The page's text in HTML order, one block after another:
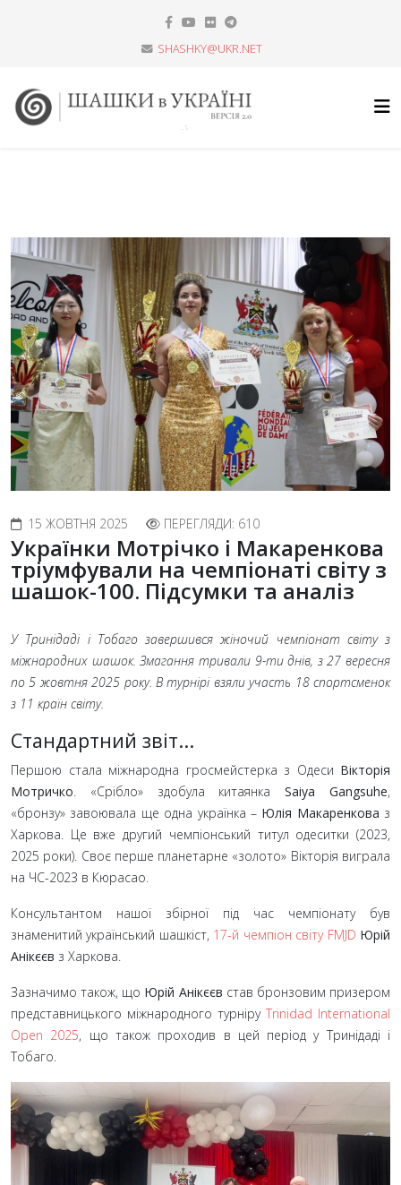
SHASHKY@UKR.NET
15 ЖОВТНЯ 2025 ПЕРЕГЛЯДИ: 610
Українки Мотрічко і Макаренкова
тріумфували на чемпіонаті світу з
шашок-100. Підсумки та аналіз
У Тринідаді і Тобаго завершився жіночий чемпіонат світу з
міжнародних шашок. Змагання тривали 9-ти днів, з 27 вересня
по 5 жовтня 2025 року. В турнірі взяли участь 18 спортсменок
з 11 країн світу.
Стандартний звіт...
Першою стала міжнародна гросмейстерка з Одеси Вікторія
Мотричко . «Срібло» здобула китаянкаSaiya Gangsuhe,
«бронзу» завоювала ще одна українка – Юлія Макаренкова з
Харкова. Це вже другий чемпіонський титул одеситки (2023,
2025 роки). Своє перше планетарне «золото» Вікторія виграла
на ЧС-2023 в Кюрасао.
Консультантом нашої збірної під час чемпіонату був
знаменитий український шашкіст, 17-й чемпіон світу FMJD Юрій
Анікєєв з Харкова.
Зазначимо також, що Юрій Анікєєв став бронзовим призером
представницького міжнародного турніру Trinidad International
Open 2025, що також проходив в цей період у Тринідаді і
Тобаго.